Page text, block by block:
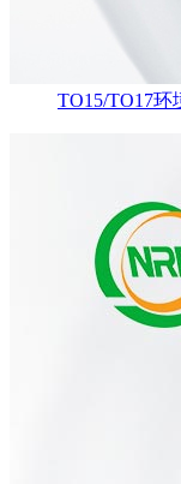
TO15/TO17环